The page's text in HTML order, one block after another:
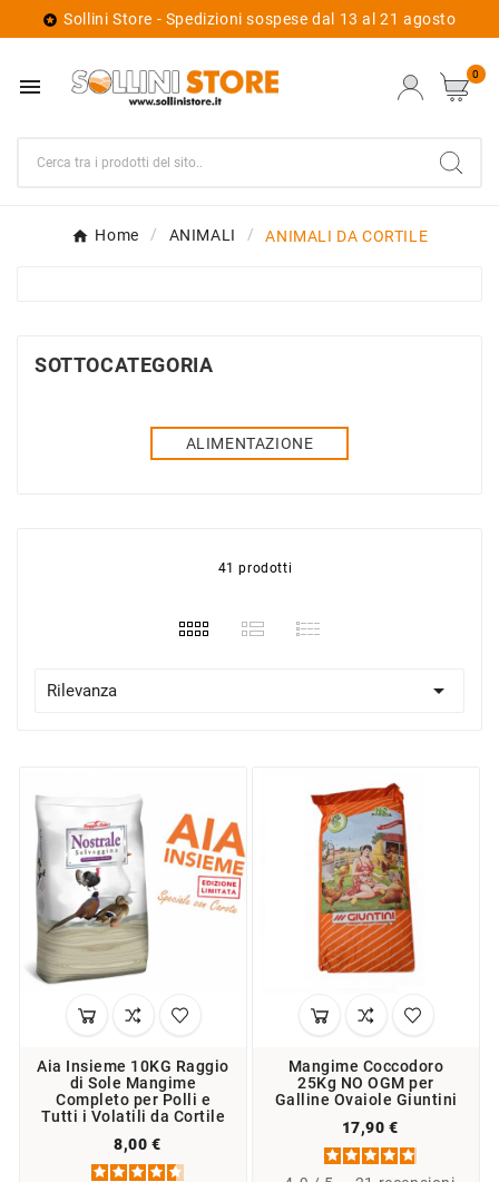
 Sollini Store - Spedizioni sospese dal 13 al 21 agosto
 0
Home ANIMALI ANIMALI DA CORTILE
SOTTOCATEGORIA
ALIMENTAZIONE
41 prodotti
Rilevanza 
Aia Insieme 10KG Raggio
di Sole Mangime
Completo per Polli e
Tutti i Volatili da Cortile
8,00 €
Mangime Coccodoro
25Kg NO OGM per
Galline Ovaiole Giuntini
17,90 €